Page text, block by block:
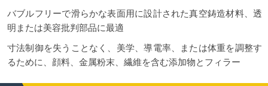
バブルフリーで滑らかな表面用に設計された真空鋳造材料、透
明または美容批判部品に最適
寸法制御を失うことなく、美学、導電率、または体重を調整す
るために、顔料、金属粉末、繊維を含む添加物とフィラー